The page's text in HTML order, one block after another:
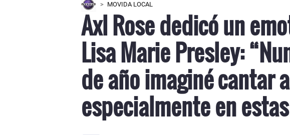
MOVIDA LOCAL
Axl Rose dedicó un
Lisa Marie Presley:
de año imaginé cantar
especialmente en